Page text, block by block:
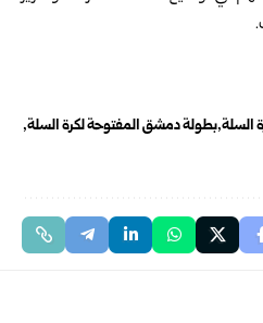
السلة بطولة دمشق المفتوحة لكرة السلة